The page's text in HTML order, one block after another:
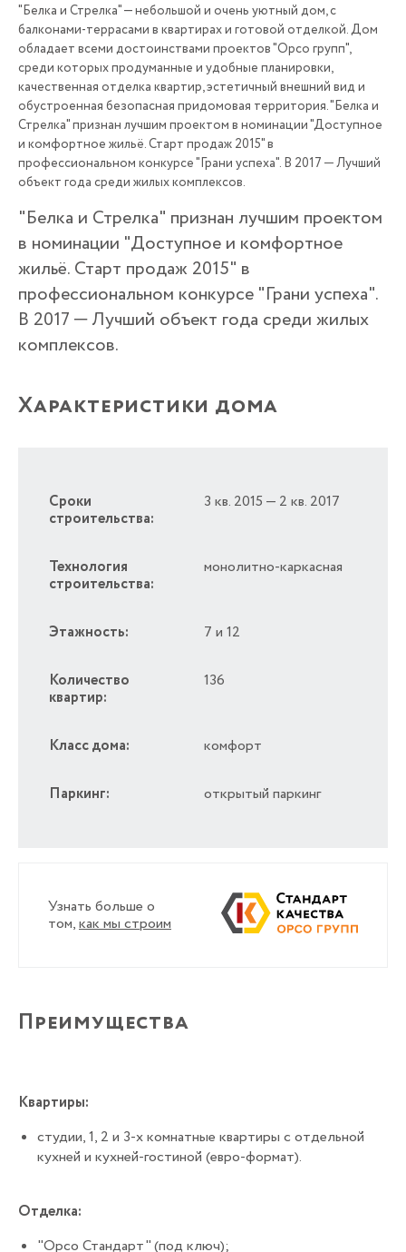
"Белка и Стрелка" — небольшой и очень уютный дом, с
балконами-террасами в квартирах и готовой отделкой. Дом
обладает всеми достоинствами проектов "Орсо групп",
среди которых продуманные и удобные планировки,
качественная отделка квартир, эстетичный внешний вид и
обустроенная безопасная придомовая территория. "Белка и
Стрелка" признан лучшим проектом в номинации "Доступное
и комфортное жильё. Старт продаж 2015" в
профессиональном конкурсе "Грани успеха". В 2017 ─ Лучший
объект года среди жилых комплексов.
"Белка и Стрелка" признан лучшим проектом
в номинации "Доступное и комфортное
жильё. Старт продаж 2015" в
профессиональном конкурсе "Грани успеха".
В 2017 ─ Лучший объект года среди жилых
комплексов.
Характеристики дома
Сроки
строительства:
3 кв. 2015 — 2 кв. 2017
Технология
строительства:
монолитно-каркасная
Этажность: 7 и 12
Количество
квартир:
136
Класс дома: комфорт
Паркинг: открытый паркинг
Узнать больше о
том,как мы строим
Преимущества
Квартиры:
студии, 1, 2 и 3-х комнатные квартиры с отдельной
кухней и кухней-гостиной (евро-формат).
Отделка:
"Орсо Стандарт" (под ключ);